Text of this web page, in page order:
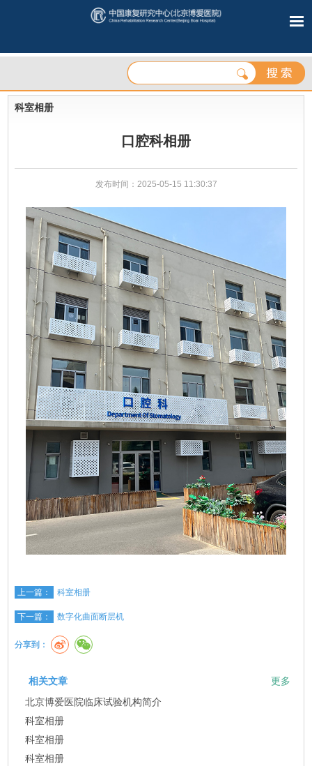
科室相册
口腔科相册
发布时间：2025-05-15 11:30:37
上一篇： 科室相册
下一篇： 数字化曲面断层机
分享到：
更多
相关文章
北京博爱医院临床试验机构简介
科室相册
科室相册
科室相册